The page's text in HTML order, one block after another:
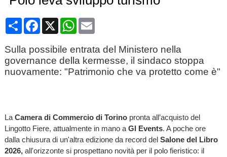
CondividiFacebook
X WhatsApp
Email
Sulla possibile entrata del Ministero nella
governance della kermesse, il sindaco stoppa
nuovamente: "Patrimonio che va protetto come è"
LaCamera di Commercio di Torino pronta all’acquisto del
Lingotto Fiere, attualmente in mano a Gl Events. A poche ore
dalla chiusura di un'altra edizione da record del Salone del Libro
2026,all'orizzonte si prospettano novità per il polo fieristico: il